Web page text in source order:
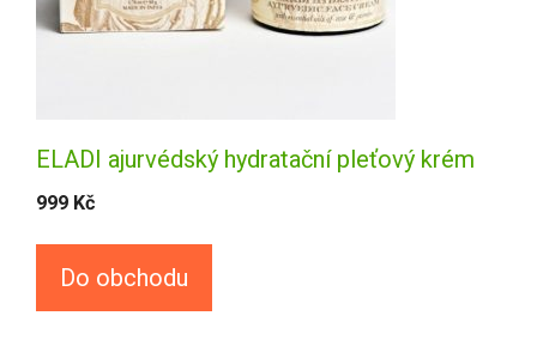
ELADI ajurvédský hydratační pleťový krém
999 Kč
Do obchodu